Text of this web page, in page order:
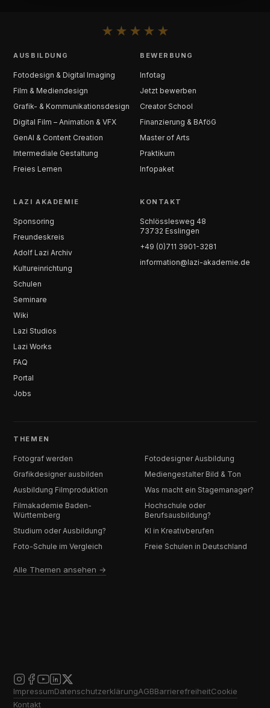
★ ★ ★ ★ ★
AUSBILDUNG
Fotodesign & Digital Imaging
Film & Mediendesign
Grafik- & Kommunikationsdesign
Digital Film – Animation & VFX
GenAI & Content Creation
Intermediale Gestaltung
Freies Lernen
BEWERBUNG
Infotag
Jetzt bewerben
Creator School
Finanzierung & BAföG
Master of Arts
Praktikum
Infopaket
LAZI AKADEMIE
Sponsoring
Freundeskreis
Adolf Lazi Archiv
Kultureinrichtung
Schulen
Seminare
Wiki
Lazi Studios
Lazi Works
FAQ
Portal
Jobs
KONTAKT
Schlösslesweg 48
73732 Esslingen
+49 (0)711 3901-3281
information@lazi-akademie.de
THEMEN
Fotograf werden
Fotodesigner Ausbildung
Grafikdesigner ausbilden
Mediengestalter Bild & Ton
Ausbildung Filmproduktion
Was macht ein Stagemanager?
Filmakademie Baden-
Württemberg
Hochschule oder
Berufsausbildung?
Studium oder Ausbildung?
KI in Kreativberufen
Foto-Schule im Vergleich
Freie Schulen in Deutschland
Alle Themen ansehen →
ImpressumDatenschutzerklärungAGBBarrierefreiheitCookie
Kontakt